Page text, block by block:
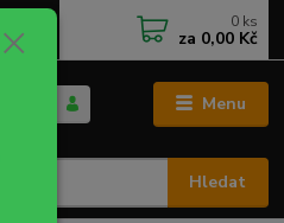
Menu
CZK
Hledat
0 ks
za 0,00 Kč